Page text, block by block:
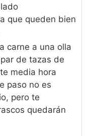
que queden bien
carne a una olla
de tazas de
media hora
paso no es
pero te
quedarán